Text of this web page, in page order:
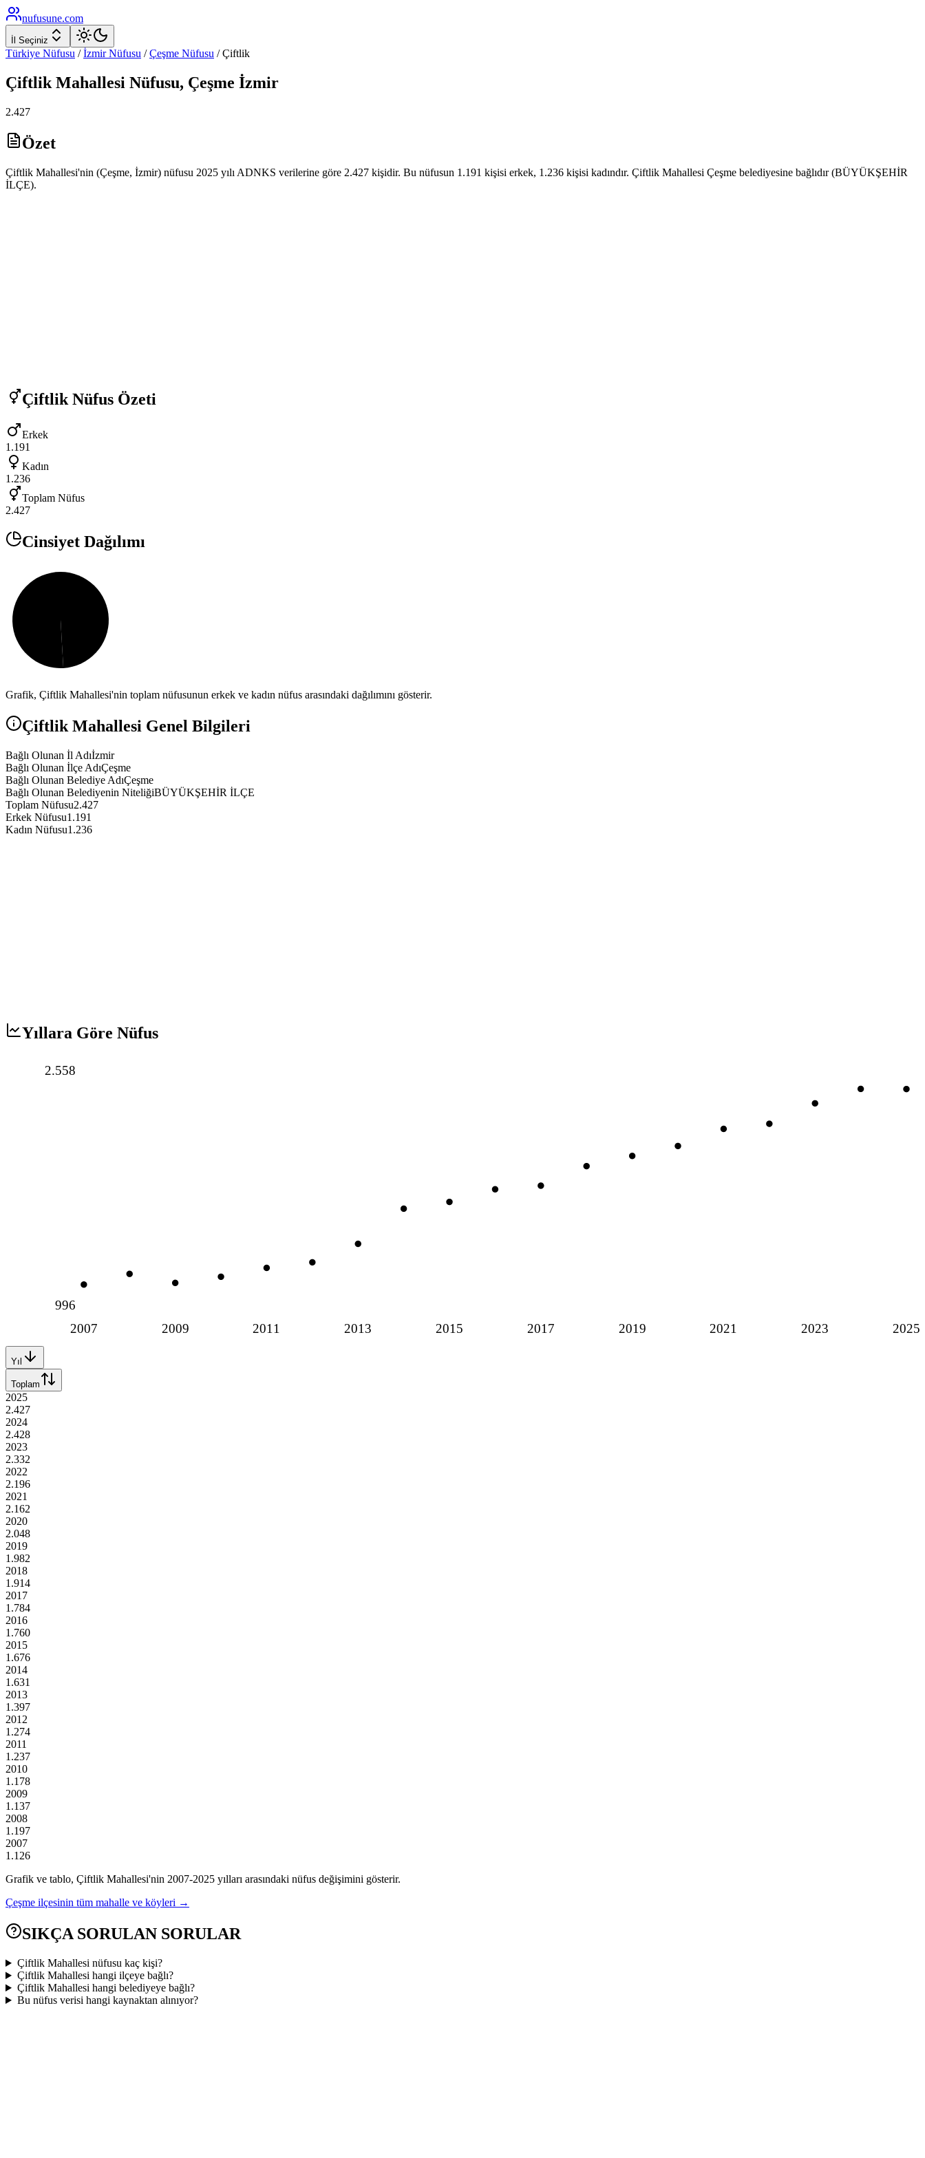
nufusune.com
İl Seçiniz
Türkiye Nüfusu / İzmirNüfusu / Çeşme Nüfusu /Çiftlik
Çiftlik Mahallesi Nüfusu, Çeşme İzmir
2.427
Özet
Çiftlik Mahallesi'nin (Çeşme, İzmir) nüfusu 2025 yılı ADNKS verilerine göre 2.427 kişidir. Bu nüfusun 1.191 kişisi erkek, 1.236 kişisi kadındır. Çiftlik Mahallesi Çeşme belediyesine bağlıdır (BÜYÜKŞEHİR
İLÇE).
Çiftlik Nüfus Özeti
Erkek
1.191
Kadın
1.236
Toplam Nüfus
2.427
Cinsiyet Dağılımı
Grafik, Çiftlik Mahallesi'nin toplam nüfusunun erkek ve kadın nüfus arasındaki dağılımını gösterir.
Çiftlik Mahallesi Genel Bilgileri
Bağlı Olunan İl Adıİzmir
Bağlı Olunan İlçe AdıÇeşme
Bağlı Olunan Belediye AdıÇeşme
Bağlı Olunan Belediyenin NiteliğiBÜYÜKŞEHİR İLÇE
Toplam Nüfusu2.427
Erkek Nüfusu1.191
Kadın Nüfusu1.236
Yıllara Göre Nüfus
2007 2009 2011 2013 2015 2017 2019 2021 2023 2025
2.558
996
Yıl
Toplam
2025
2.427
2024
2.428
2023
2.332
2022
2.196
2021
2.162
2020
2.048
2019
1.982
2018
1.914
2017
1.784
2016
1.760
2015
1.676
2014
1.631
2013
1.397
2012
1.274
2011
1.237
2010
1.178
2009
1.137
2008
1.197
2007
1.126
Grafik ve tablo, Çiftlik Mahallesi'nin 2007-2025 yılları arasındaki nüfus değişimini gösterir.
Çeşme ilçesinin tüm mahalle ve köyleri →
SIKÇA SORULAN SORULAR
Çiftlik Mahallesi nüfusu kaç kişi?
Çiftlik Mahallesi hangi ilçeye bağlı?
Çiftlik Mahallesi hangi belediyeye bağlı?
Bu nüfus verisi hangi kaynaktan alınıyor?